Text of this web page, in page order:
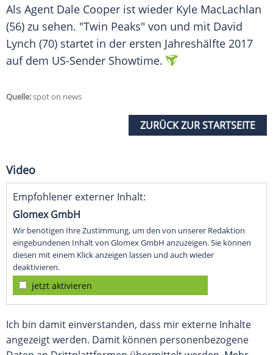
Als Agent Dale Cooper ist wieder Kyle MacLachlan
(56) zu sehen. "Twin Peaks" von und mit David
Lynch (70) startet in der ersten Jahreshälfte 2017
auf dem US-Sender Showtime.
Quelle:spot on news
ZURÜCK ZUR STARTSEITE
Video
Empfohlener externer Inhalt:
Glomex GmbH
Wir benötigen Ihre Zustimmung, um den von unserer Redaktion
eingebundenen Inhalt von Glomex GmbH anzuzeigen. Sie können
diesen mit einem Klick anzeigen lassen und auch wieder
deaktivieren.
jetzt aktivieren
Ich bin damit einverstanden, dass mir externe Inhalte
angezeigt werden. Damit können personenbezogene